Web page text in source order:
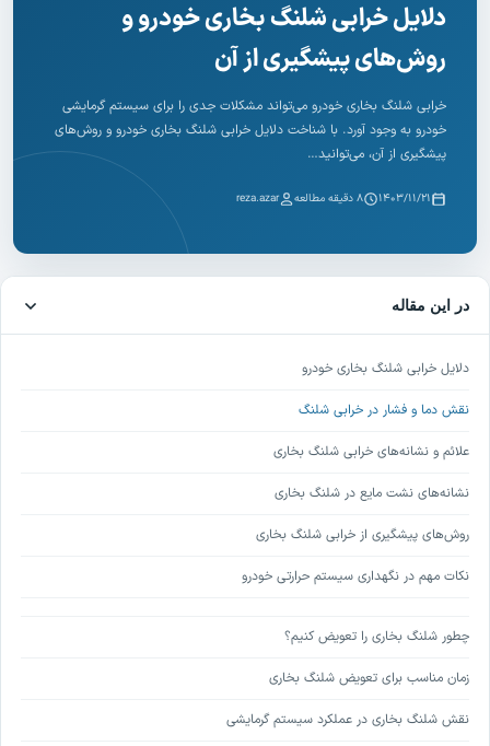
دلایل خرابی شلنگ بخاری خودرو و
روش‌های پیشگیری از آن
خرابی شلنگ بخاری خودرو می‌تواند مشکلات جدی را برای سیستم گرمایشی
خودرو به وجود آورد. با شناخت دلایل خرابی شلنگ بخاری خودرو و روش‌های
پیشگیری از آن، می‌توانید…
۱۴۰۳/۱۱/۲۱ ۸ دقیقه مطالعه reza.azar
در این مقاله
دلایل خرابی شلنگ بخاری خودرو
نقش دما و فشار در خرابی شلنگ
علائم و نشانه‌های خرابی شلنگ بخاری
نشانه‌های نشت مایع در شلنگ بخاری
روش‌های پیشگیری از خرابی شلنگ بخاری
نکات مهم در نگهداری سیستم حرارتی خودرو
چطور شلنگ بخاری را تعویض کنیم؟
زمان مناسب برای تعویض شلنگ بخاری
نقش شلنگ بخاری در عملکرد سیستم گرمایشی